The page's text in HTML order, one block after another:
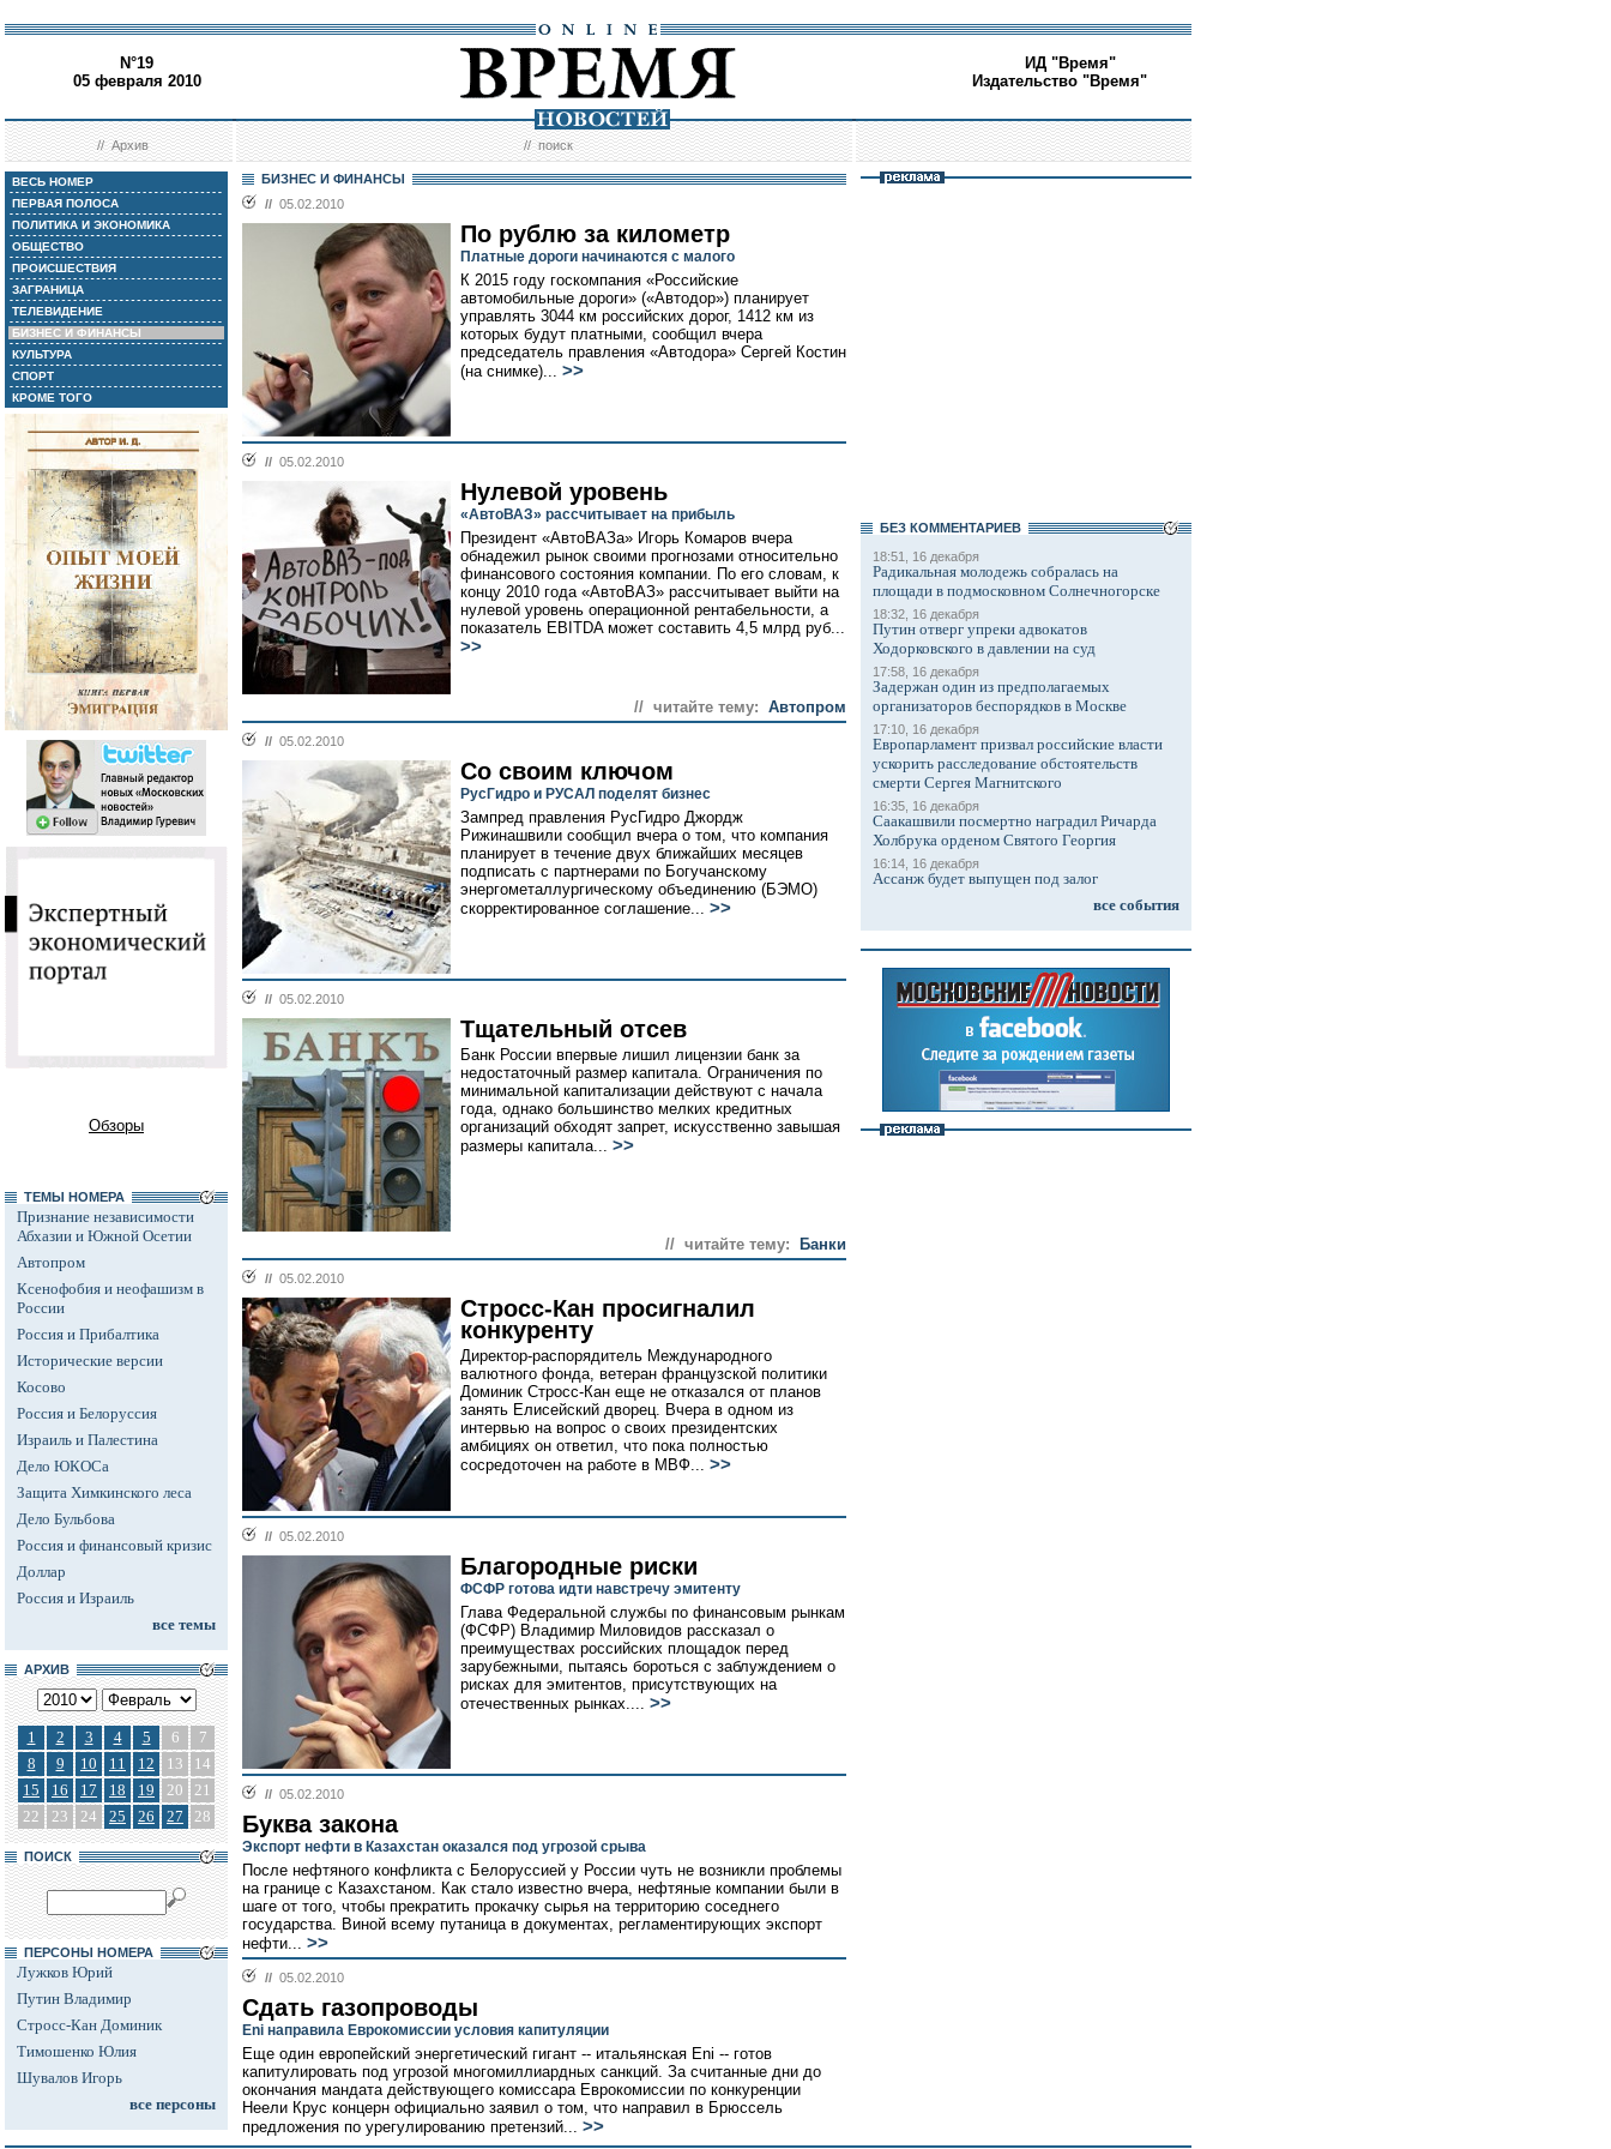
N°19
05 февраля 2010
ИД "Время"
Издательство "Время"
//Архив //поиск
ВЕСЬ НОМЕР
ПЕРВАЯ ПОЛОСА
ПОЛИТИКА И ЭКОНОМИКА
ОБЩЕСТВО
ПРОИСШЕСТВИЯ
ЗАГРАНИЦА
ТЕЛЕВИДЕНИЕ
БИЗНЕС И ФИНАНСЫ
КУЛЬТУРА
СПОРТ
КРОМЕ ТОГО
Обзоры
ТЕМЫ НОМЕРА
Признание независимости
Абхазии и Южной Осетии
Автопром
Ксенофобия и неофашизм в
России
Россия и Прибалтика
Исторические версии
Косово
Россия и Белоруссия
Израиль и Палестина
Дело ЮКОСа
Защита Химкинского леса
Дело Бульбова
Россия и финансовый кризис
Доллар
Россия и Израиль
все темы
АРХИВ
1 2 3 4 5 6
7
8
9 10 11 12 13
14
15
16 17 18 19 20
21
22
23 24 25 26 27 28
ПОИСК
ПЕРСОНЫ НОМЕРА
Лужков Юрий
Путин Владимир
Стросс-Кан Доминик
Тимошенко Юлия
Шувалов Игорь
все персоны
БИЗНЕС И ФИНАНСЫ
// 05.02.2010
По рублю за километр
Платные дороги начинаются с малого
К 2015 году госкомпания «Российские
автомобильные дороги» («Автодор») планирует
управлять 3044 км российских дорог, 1412 км из
которых будут платными, сообщил вчера
председатель правления «Автодора» Сергей Костин
(на снимке)... >>
// 05.02.2010
Нулевой уровень
«АвтоВАЗ» рассчитывает на прибыль
Президент «АвтоВАЗа» Игорь Комаров вчера
обнадежил рынок своими прогнозами относительно
финансового состояния компании. По его словам, к
концу 2010 года «АвтоВАЗ» рассчитывает выйти на
нулевой уровень операционной рентабельности, а
показатель EBITDA может составить 4,5 млрд руб...
>>
// читайте тему: Автопром
// 05.02.2010
Со своим ключом
РусГидро и РУСАЛ поделят бизнес
Зампред правления РусГидро Джордж
Рижинашвили сообщил вчера о том, что компания
планирует в течение двух ближайших месяцев
подписать с партнерами по Богучанскому
энергометаллургическому объединению (БЭМО)
скорректированное соглашение... >>
// 05.02.2010
Тщательный отсев
Банк России впервые лишил лицензии банк за
недостаточный размер капитала. Ограничения по
минимальной капитализации действуют с начала
года, однако большинство мелких кредитных
организаций обходят запрет, искусственно завышая
размеры капитала... >>
// читайте тему: Банки
// 05.02.2010
Стросс-Кан просигналил
конкуренту
Директор-распорядитель Международного
валютного фонда, ветеран французской политики
Доминик Стросс-Кан еще не отказался от планов
занять Елисейский дворец. Вчера в одном из
интервью на вопрос о своих президентских
амбициях он ответил, что пока полностью
сосредоточен на работе в МВФ... >>
// 05.02.2010
Благородные риски
ФСФР готова идти навстречу эмитенту
Глава Федеральной службы по финансовым рынкам
(ФСФР) Владимир Миловидов рассказал о
преимуществах российских площадок перед
зарубежными, пытаясь бороться с заблуждением о
рисках для эмитентов, присутствующих на
отечественных рынках.... >>
// 05.02.2010
Буква закона
Экспорт нефти в Казахстан оказался под угрозой срыва
После нефтяного конфликта с Белоруссией у России чуть не возникли проблемы
на границе с Казахстаном. Как стало известно вчера, нефтяные компании были в
шаге от того, чтобы прекратить прокачку сырья на территорию соседнего
государства. Виной всему путаница в документах, регламентирующих экспорт
нефти... >>
// 05.02.2010
Сдать газопроводы
Eni направила Еврокомиссии условия капитуляции
Еще один европейский энергетический гигант -- итальянская Eni -- готов
капитулировать под угрозой многомиллиардных санкций. За считанные дни до
окончания мандата действующего комиссара Еврокомиссии по конкуренции
Неели Крус концерн официально заявил о том, что направил в Брюссель
предложения по урегулированию претензий... >>
БЕЗ КОМMЕНТАРИЕВ
18:51, 16 декабря
Радикальная молодежь собралась на
площади в подмосковном Солнечногорске
18:32, 16 декабря
Путин отверг упреки адвокатов
Ходорковского в давлении на суд
17:58, 16 декабря
Задержан один из предполагаемых
организаторов беспорядков в Москве
17:10, 16 декабря
Европарламент призвал российские власти
ускорить расследование обстоятельств
смерти Сергея Магнитского
16:35, 16 декабря
Саакашвили посмертно наградил Ричарда
Холбрука орденом Святого Георгия
16:14, 16 декабря
Ассанж будет выпущен под залог
все события